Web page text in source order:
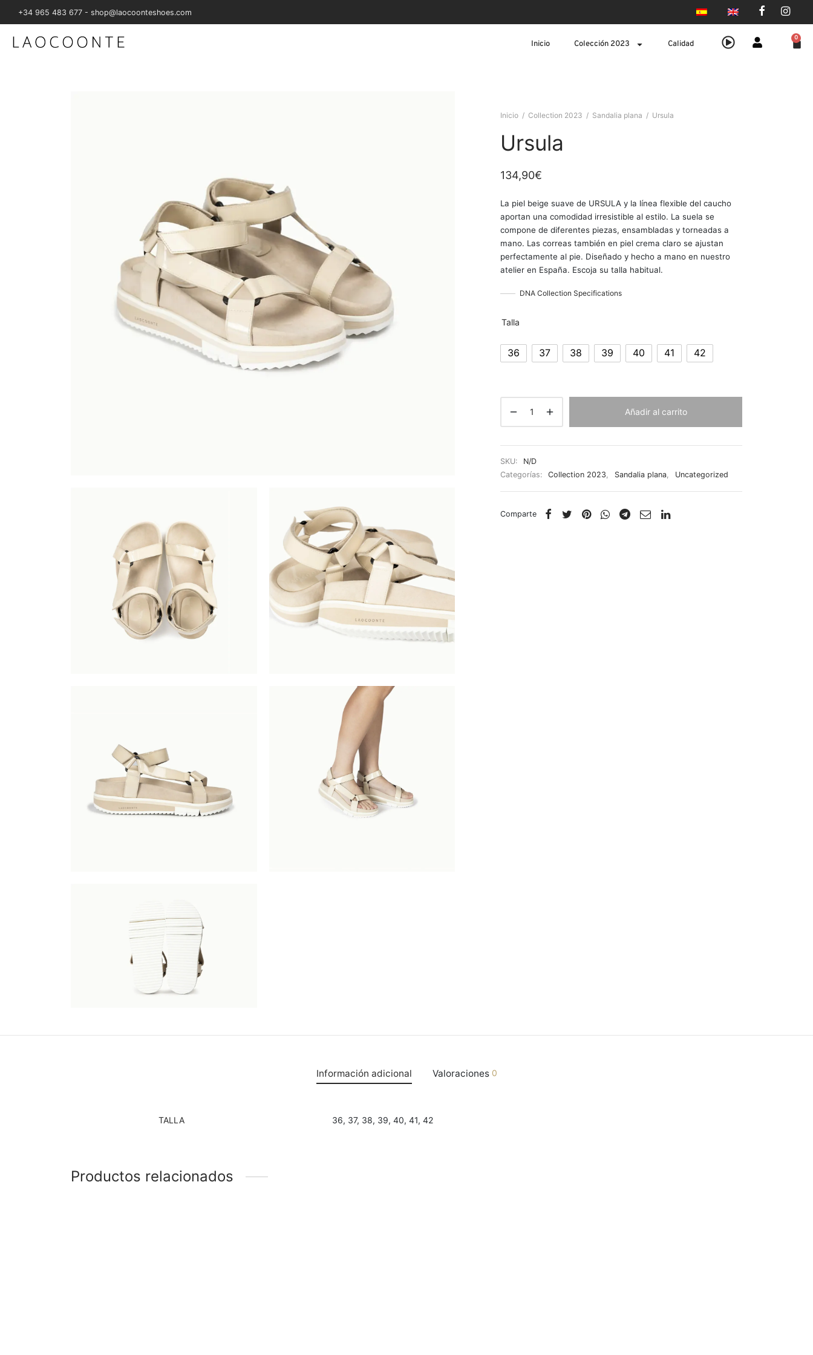
+34 965 483 677 - shop@laocoonteshoes.com
Inicio Colección 2023 Calidad
0
Inicio / Collection 2023 / Sandalia plana / Ursula
Ursula
134,90€
La piel beige suave de URSULA y la línea flexible del caucho
aportan una comodidad irresistible al estilo. La suela se
compone de diferentes piezas, ensambladas y torneadas a
mano. Las correas también en piel crema claro se ajustan
perfectamente al pie. Diseñado y hecho a mano en nuestro
atelier en España. Escoja su talla habitual.
DNA Collection Specifications
Talla
36 37 38 39 40 41 42
Añadir al carrito
SKU:
N/D
Categorías:
Collection 2023, Sandalia plana, Uncategorized
Comparte
Información adicional Valoraciones 0
TALLA 36, 37, 38, 39, 40, 41, 42
Productos relacionados